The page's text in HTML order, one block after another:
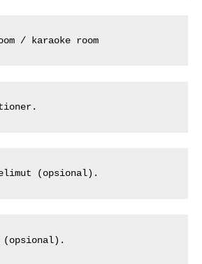
/ karaoke room
(opsional).
(opsional).